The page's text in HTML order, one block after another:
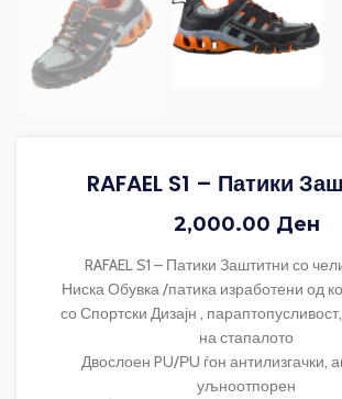
RAFAEL S1 – Патики
2,000.00 Ден
RAFAEL S1 – Патики Заштитни со
Ниска Обувка /патика изработени од
со Спортски Дизајн ,
на стапалото
Двослоен PU/РU ѓон антилизгачки,
уљноотпорен